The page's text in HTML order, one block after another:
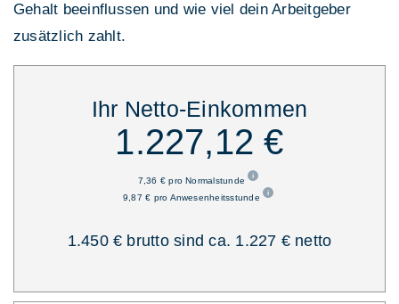
Gehalt beeinflussen und wie viel dein Arbeitgeber
zusätzlich zahlt.
Ihr Netto-Einkommen
1.227,12 €
7,36 € pro Normalstunde
9,87 € pro Anwesenheitsstunde
1.450 € brutto sind ca. 1.227 € netto